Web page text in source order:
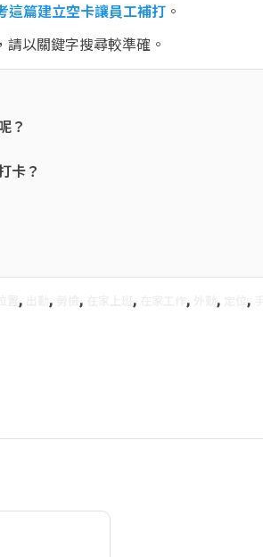
這篇建立空卡讓員工補打 。
以關鍵字搜尋較準確。
？
卡？
, , , , , , ,